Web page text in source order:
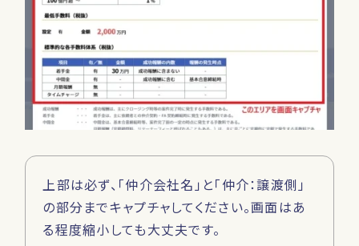
上部は必ず、「仲介会社名」と「仲介：譲渡側」
の部分までキャプチャしてください。画面はあ
る程度縮小しても大丈夫です。